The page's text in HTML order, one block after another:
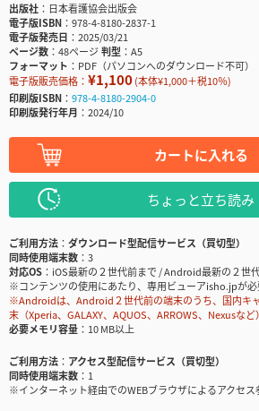
出版社
日本看護協会出版会
電子版ISBN
978-4-8180-2837-1
電子版発売日
2025/03/21
ページ数
48ページ判型
A5
フォーマット
PDF（パソコンへのダウンロード不可）
電子版販売価格： ¥1,100(本体¥1,000＋税10％)
印刷版ISBN
978-4-8180-2904-0
印刷版発行年月
2024/10
カートに入れる
ちょっと立ち読み
ご利用方法
ダウンロード型配信サービス（買切型）
同時使用端末数
3
対応OS
iOS最新の２世代前まで / Android最新の２世
※コンテンツの使用にあたり、専用ビューアisho.jpが
※Androidは、Android２世代前の端末のうち、国内キ
末（Xperia、GALAXY、AQUOS、ARROWS、Nexusな
必要メモリ容量
10 MB以上
ご利用方法
アクセス型配信サービス（買切型）
同時使用端末数
1
※インターネット経由でのWEBブラウザによるアクセス